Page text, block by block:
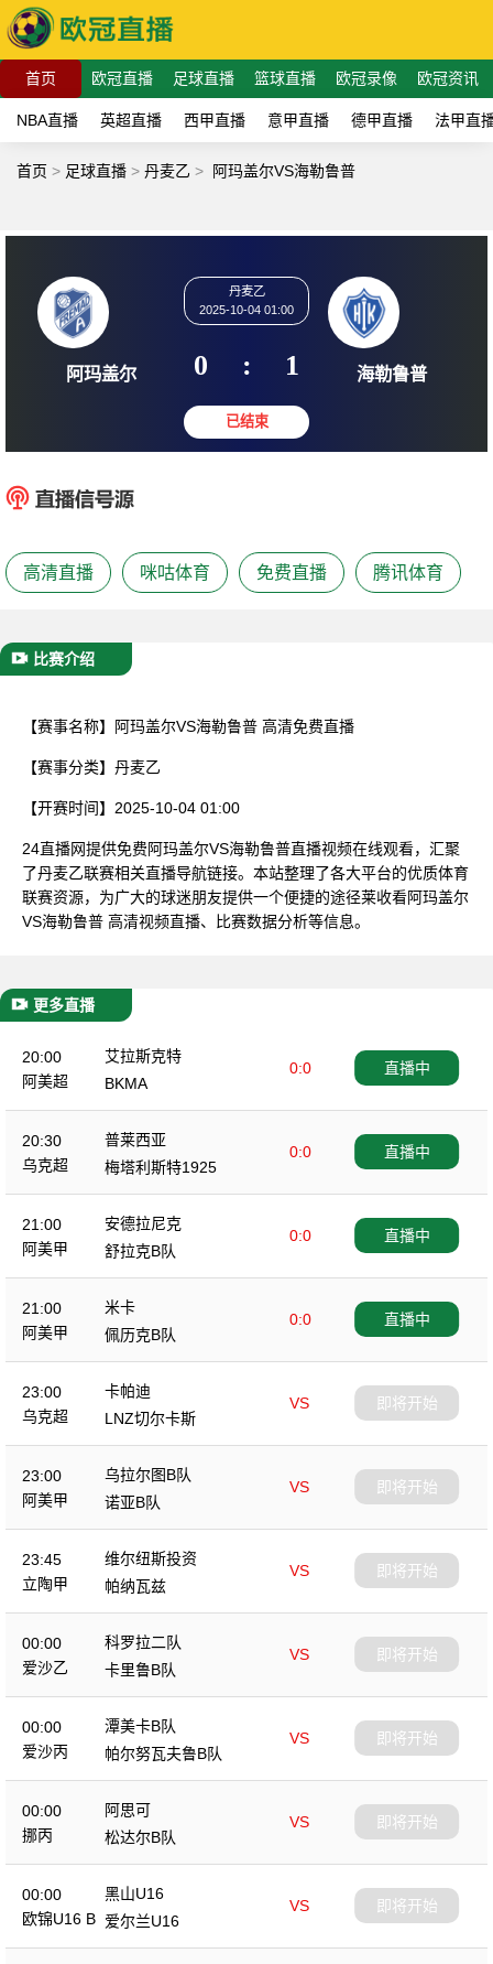
首页 欧冠直播 足球直播 篮球直播 欧冠录像 欧冠资讯
NBA直播 英超直播 西甲直播 意甲直播 德甲直播 法甲直
首页 > 足球直播 > 丹麦乙 > 阿玛盖尔VS海勒鲁普
阿玛盖尔
丹麦乙
2025-10-04 01:00
0 : 1 海勒
高清直播 咪咕体育 免费直播 腾讯体育
比赛介绍
【赛事名称】 阿玛盖尔VS海勒鲁普 高清免费直播
【赛事分类】 丹麦乙
【开赛时间】 2025-10-04 01:00
24直播网提供免费阿玛盖尔VS海勒鲁普直播视频在线观看，汇聚
了丹麦乙联赛相关直播导航链接。本站整理了各大平台的优质体育
联赛资源，为广大的球迷朋友提供一个便捷的途径莱收看阿玛盖尔
VS海勒鲁普 高清视频直播、比赛数据分析等信息。
更多直播
20:00
阿美超
艾拉斯克特
0:0
BKMA
直播中
20:30
乌克超
普莱西亚
0:0
梅塔利斯特1925
直播中
21:00
阿美甲
安德拉尼克
0:0
舒拉克B队
直播中
21:00
阿美甲
米卡
0:0
佩历克B队
直播中
23:00
乌克超
卡帕迪
VS
LNZ切尔卡斯
即将开始
23:00
阿美甲
乌拉尔图B队
VS
诺亚B队
即将开始
23:45
立陶甲
维尔纽斯投资
VS
帕纳瓦兹
即将开始
00:00
爱沙乙
科罗拉二队
VS
卡里鲁B队
即将开始
00:00
爱沙丙
潭美卡B队
VS
帕尔努瓦夫鲁B队
即将开始
00:00
挪丙
阿思可
VS
松达尔B队
即将开始
00:00
欧锦U16 B
黑山U16
VS
爱尔兰U16
即将开始